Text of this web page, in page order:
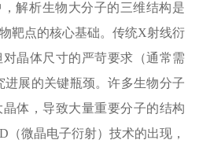
解析生物大分子的三维结构是
靶点的核心基础。传统X射线衍
晶体尺寸的严苛要求（通常需
进展的关键瓶颈。许多生物分子
体，导致大量重要分子的结构
（微晶电子衍射）技术的出现，